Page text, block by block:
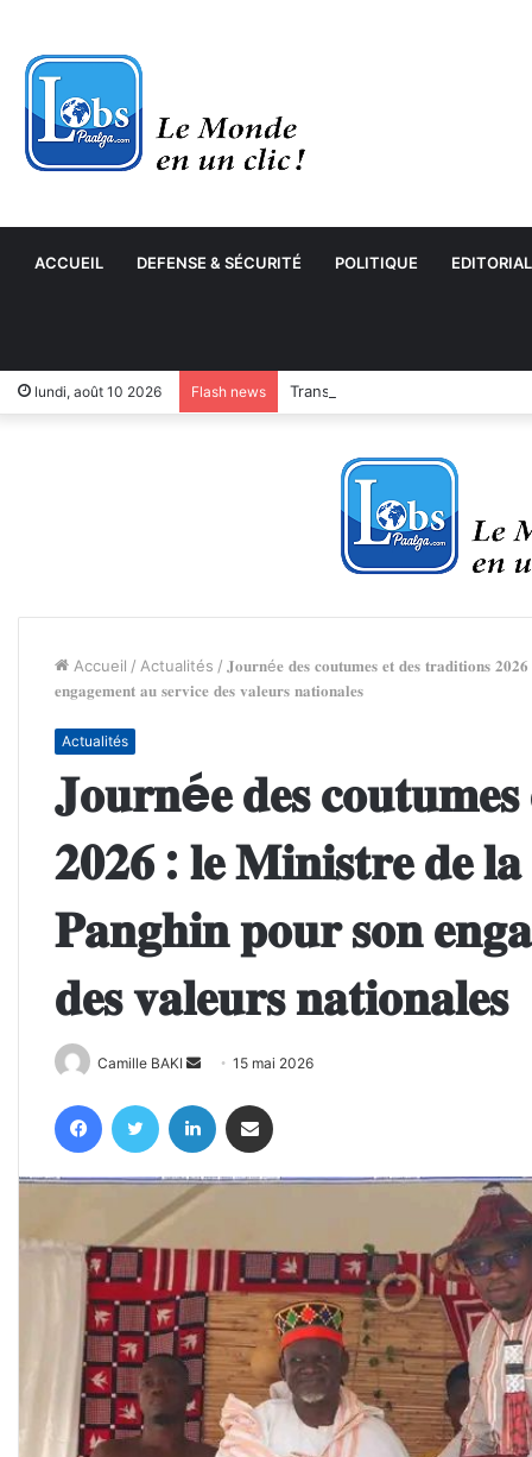
ACCUEIL DEFENSE & SÉCURITÉ POLITIQUE EDITORIAL
lundi, août 10 2026 Flash news Transformation numérique : le
Accueil / Actualités / 𝐉𝐨𝐮𝐫𝐧é𝐞 𝐝𝐞𝐬 𝐜𝐨𝐮𝐭𝐮𝐦𝐞𝐬 𝐞𝐭 𝐝𝐞𝐬 𝐭𝐫𝐚𝐝𝐢𝐭𝐢𝐨𝐧𝐬
𝐞𝐧𝐠𝐚𝐠𝐞𝐦𝐞𝐧𝐭 𝐚𝐮 𝐬𝐞𝐫𝐯𝐢𝐜𝐞 𝐝𝐞𝐬 𝐯𝐚𝐥𝐞𝐮𝐫𝐬 𝐧𝐚𝐭𝐢𝐨𝐧𝐚𝐥𝐞𝐬
Actualités
𝐉𝐨𝐮𝐫𝐧é𝐞 𝐝𝐞𝐬 𝐜𝐨𝐮𝐭𝐮𝐦𝐞𝐬
𝟐𝟎𝟐𝟔 : 𝐥𝐞 𝐌𝐢𝐧𝐢𝐬𝐭𝐫𝐞 𝐝𝐞
𝐏𝐚𝐧𝐠𝐡𝐢𝐧 𝐩𝐨𝐮𝐫 𝐬𝐨𝐧
𝐝𝐞𝐬 𝐯𝐚𝐥𝐞𝐮𝐫𝐬 𝐧𝐚𝐭𝐢𝐨𝐧𝐚𝐥𝐞𝐬
Camille BAKI
Envoyer
courriel
15 mai 2026
FacebookTwitter Linkedin